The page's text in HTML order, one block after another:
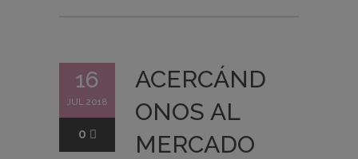
16
JUL 2018
0
ACERCÁND
ONOS AL
MERCADO